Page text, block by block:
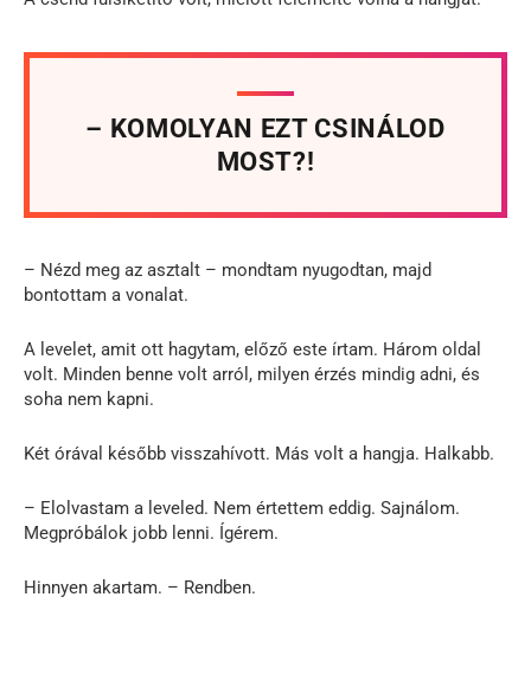
– KOMOLYAN EZT CSINÁLOD
MOST?!
– Nézd meg az asztalt – mondtam nyugodtan, majd
bontottam a vonalat.
A levelet, amit ott hagytam, előző este írtam. Három oldal
volt. Minden benne volt arról, milyen érzés mindig adni, és
soha nem kapni.
Két órával később visszahívott. Más volt a hangja. Halkabb.
– Elolvastam a leveled. Nem értettem eddig. Sajnálom.
Megpróbálok jobb lenni. Ígérem.
Hinnyen akartam. – Rendben.